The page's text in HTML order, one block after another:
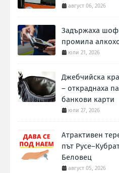
август 06, 2026
Задържаха
промила
юли 21, 2026
Джебчийска
– откраднаха
банкови карти
юли 27, 2026
Атрактивен
път
Беловец
август 05, 2026